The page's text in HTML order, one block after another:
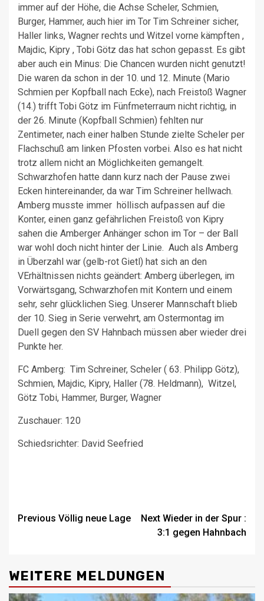
immer auf der Höhe, die Achse Scheler, Schmien,
Burger, Hammer, auch hier im Tor Tim Schreiner sicher,
Haller links, Wagner rechts und Witzel vorne kämpften ,
Majdic, Kipry , Tobi Götz das hat schon gepasst. Es gibt
aber auch ein Minus: Die Chancen wurden nicht genutzt!
Die waren da schon in der 10. und 12. Minute (Mario
Schmien per Kopfball nach Ecke), nach Freistoß Wagner
(14.) trifft Tobi Götz im Fünfmeterraum nicht richtig, in
der 26. Minute (Kopfball Schmien) fehlten nur
Zentimeter, nach einer halben Stunde zielte Scheler per
Flachschuß am linken Pfosten vorbei. Also es hat nicht
trotz allem nicht an Möglichkeiten gemangelt.
Schwarzhofen hatte dann kurz nach der Pause zwei
Ecken hintereinander, da war Tim Schreiner hellwach.
Amberg musste immer höllisch aufpassen auf die
Konter, einen ganz gefährlichen Freistoß von Kipry
sahen die Amberger Anhänger schon im Tor – der Ball
war wohl doch nicht hinter der Linie. Auch als Amberg
in Überzahl war (gelb-rot Gietl) hat sich an den
VErhältnissen nichts geändert: Amberg überlegen, im
Vorwärtsgang, Schwarzhofen mit Kontern und einem
sehr, sehr glücklichen Sieg. Unserer Mannschaft blieb
der 10. Sieg in Serie verwehrt, am Ostermontag im
Duell gegen den SV Hahnbach müssen aber wieder drei
Punkte her.
FC Amberg: Tim Schreiner, Scheler ( 63. Philipp Götz),
Schmien, Majdic, Kipry, Haller (78. Heldmann), Witzel,
Götz Tobi, Hammer, Burger, Wagner
Zuschauer: 120
Schiedsrichter: David Seefried
Post
Previous Völlig neue Lage Next Wieder in der Spur :
3:1 gegen Hahnbach
WEITERE MELDUNGEN